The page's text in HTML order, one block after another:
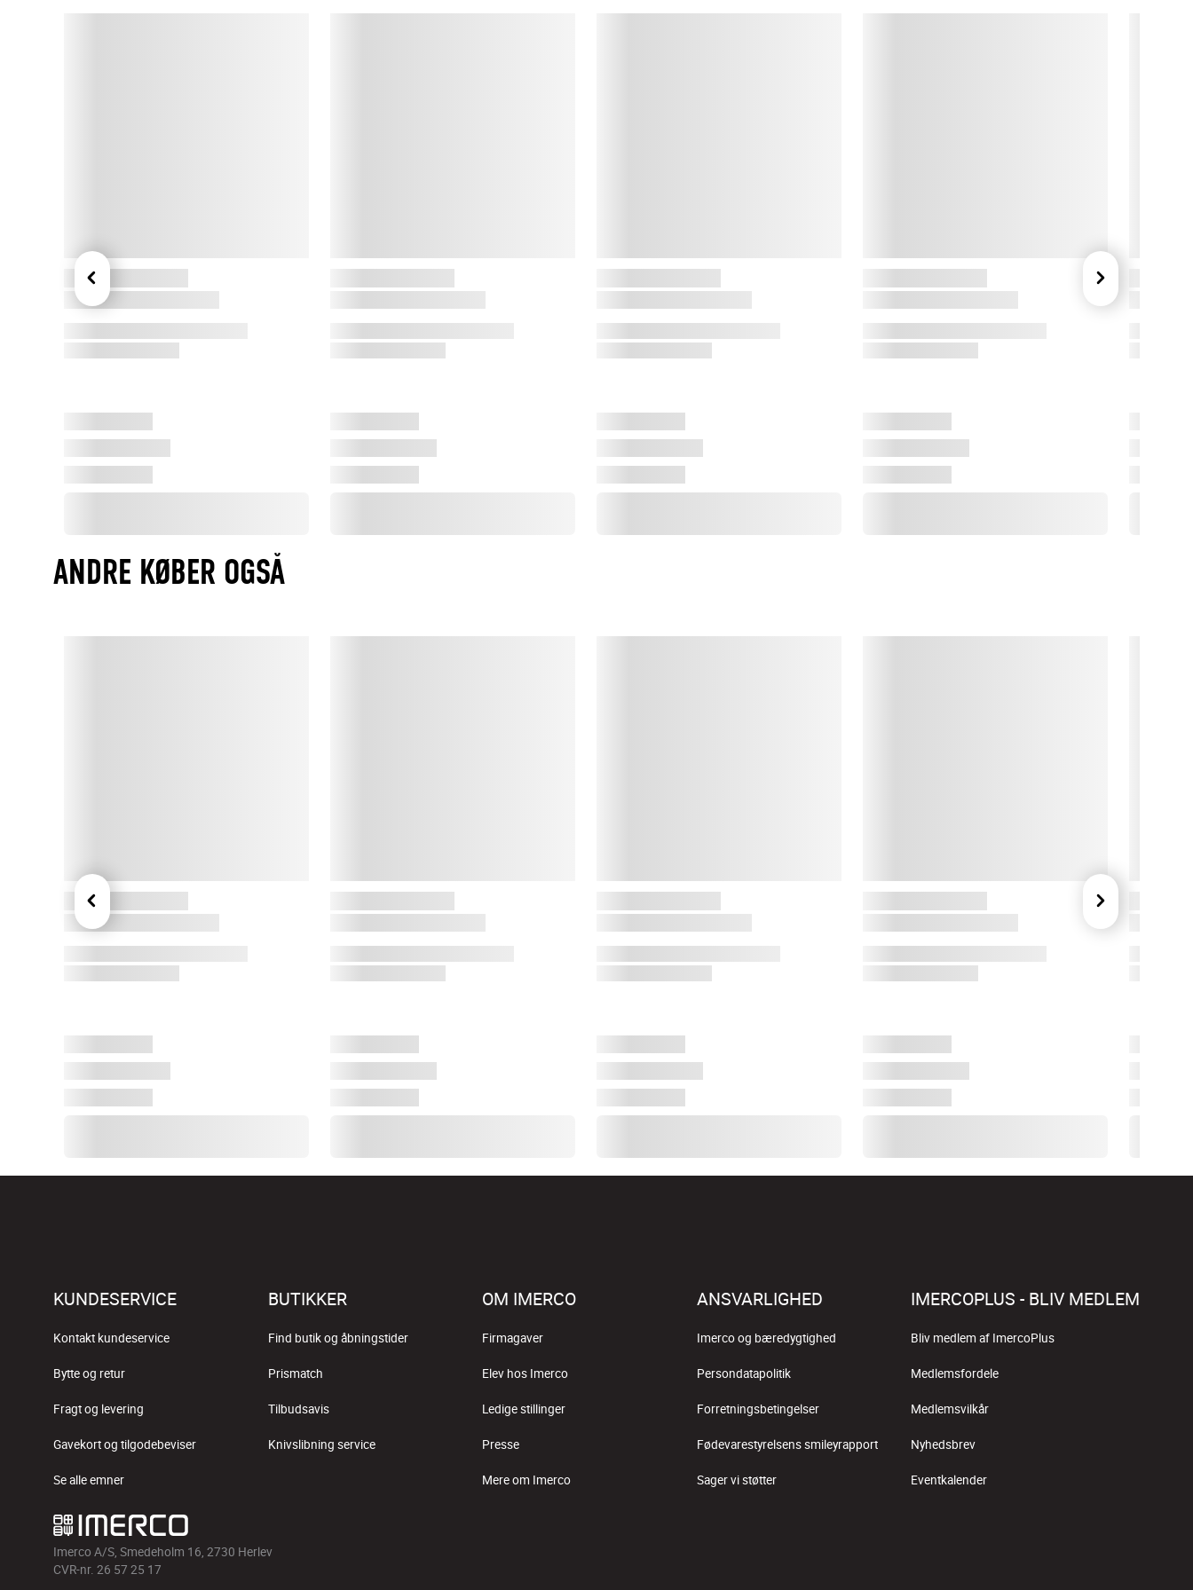
ANDRE KØBER OGSÅ
KUNDESERVICE
Kontakt kundeservice
Bytte og retur
Fragt og levering
Gavekort og tilgodebeviser
Se alle emner
BUTIKKER
Find butik og åbningstider
Prismatch
Tilbudsavis
Knivslibning service
OM IMERCO
Firmagaver
Elev hos Imerco
Ledige stillinger
Presse
Mere om Imerco
ANSVARLIGHED
Imerco og bæredygtighed
Persondatapolitik
Forretningsbetingelser
Fødevarestyrelsens smileyrapport
Sager vi støtter
IMERCOPLUS - BLIV MEDLEM
Bliv medlem af ImercoPlus
Medlemsfordele
Medlemsvilkår
Nyhedsbrev
Eventkalender
Imerco A/S, Smedeholm 16, 2730 Herlev
CVR-nr. 26 57 25 17